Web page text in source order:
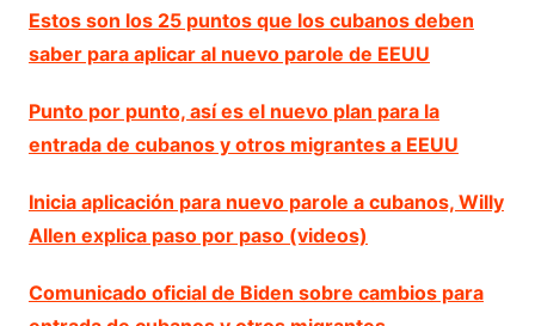
Estos son los 25 puntos que los cubanos deben
saber para aplicar al nuevo parole de EEUU
Punto por punto, así es el nuevo plan para la
entrada de cubanos y otros migrantes a EEUU
Inicia aplicación para nuevo parole a cubanos, Willy
Allen explica paso por paso (videos)
Comunicado oficial de Biden sobre cambios para